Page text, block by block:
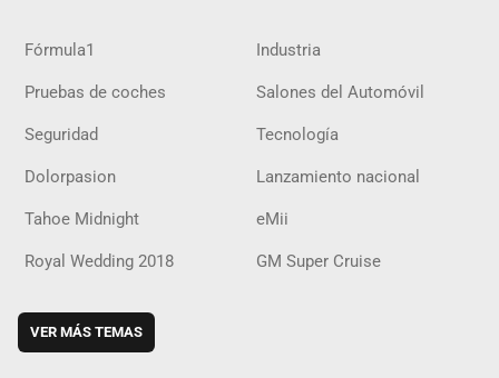
Fórmula1 Industria
Pruebas de coches Salones del Automóvil
Seguridad Tecnología
Dolorpasion Lanzamiento nacional
Tahoe Midnight eMii
Royal Wedding 2018 GM Super Cruise
VER MÁS TEMAS